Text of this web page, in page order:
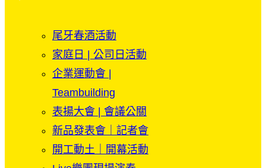
尾牙春酒活動
家庭日 | 公司日活動
企業運動會 |
Teambuilding
表揚大會 | 會議公關
新品發表會｜記者會
開工動土｜開幕活動